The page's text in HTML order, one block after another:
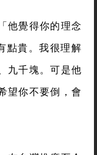
他覺得你的理念
點貴。我很理解
九千塊。可是他
望你不要倒，會